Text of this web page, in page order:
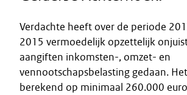
Verdachte heeft over de periode
2015 vermoedelijk opzettelijk
aangiften inkomsten-, omzet- en
vennootschapsbelasting gedaan.
berekend op minimaal 260.000